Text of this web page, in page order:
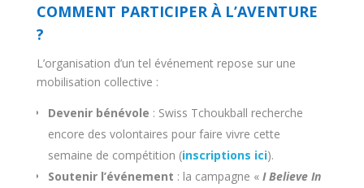
COMMENT PARTICIPER À L’AVENTURE
?
L’organisation d’un tel événement repose sur une
mobilisation collective :
Devenir bénévole : Swiss Tchoukball recherche
encore des volontaires pour faire vivre cette
semaine de compétition (inscriptions ici).
Soutenir l’événement : la campagne « I Believe In